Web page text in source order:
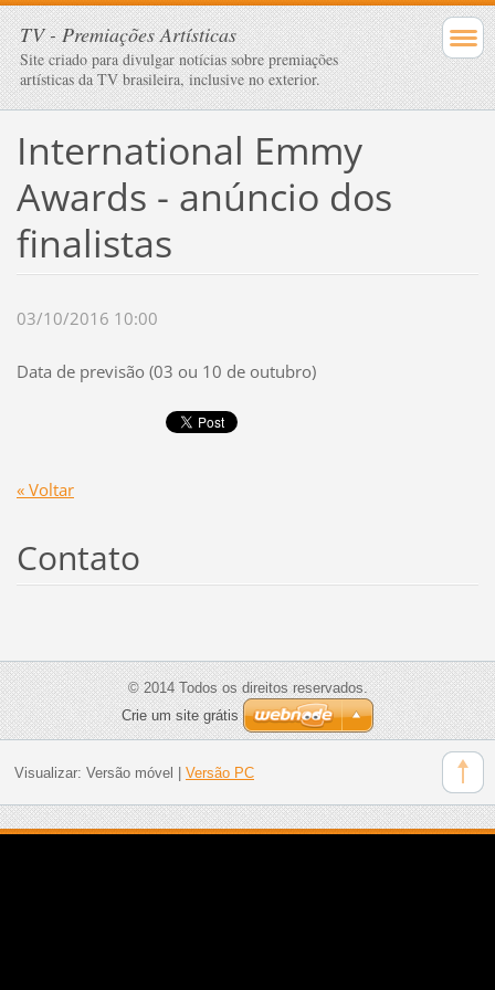
TV - Premiações Artísticas
Site criado para divulgar notícias sobre premiações
artísticas da TV brasileira, inclusive no exterior.
International Emmy
Awards - anúncio dos
finalistas
03/10/2016 10:00
Data de previsão (03 ou 10 de outubro)
« Voltar
Contato
© 2014 Todos os direitos reservados.
Crie um site grátis
Visualizar: Versão móvel Versão PC